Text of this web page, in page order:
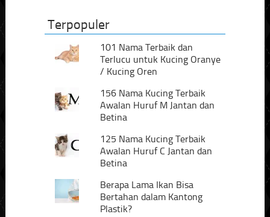
Terpopuler
101 Nama Terbaik dan
Terlucu untuk Kucing Oranye
/ Kucing Oren
156 Nama Kucing Terbaik
Awalan Huruf M Jantan dan
Betina
125 Nama Kucing Terbaik
Awalan Huruf C Jantan dan
Betina
Berapa Lama Ikan Bisa
Bertahan dalam Kantong
Plastik?